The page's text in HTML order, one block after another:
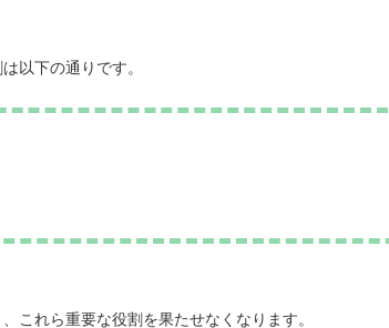
以下の通りです。
これら重要な役割を果たせなくなります。